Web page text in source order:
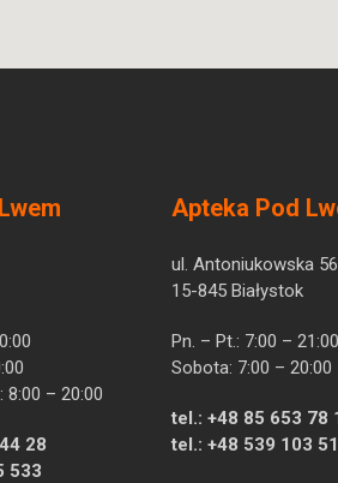
8:00 – 20:00
28
533
Apteka Pod
ul. Antoniukowska 56
15-845 Białystok
Pn. – Pt.: 7:00 – 21:00
Sobota: 7:00 – 20:00
tel.: +48 85 653 78
tel.: +48 539 103